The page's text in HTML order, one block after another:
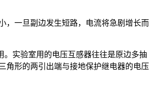
，一旦副边发生短路，电流将急剧增长而
实验室用的电压互感器往往是原边多抽
角形的两引出端与接地保护继电器的电压